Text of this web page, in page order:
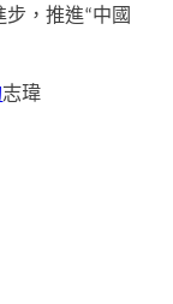
，推進“中國
志瑋